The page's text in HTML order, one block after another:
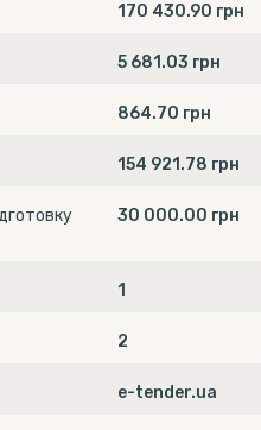
170 430.90 грн
5 681.03 грн
864.70 грн
154 921.78 грн
30 000.00 грн
1
2
e-tender.ua